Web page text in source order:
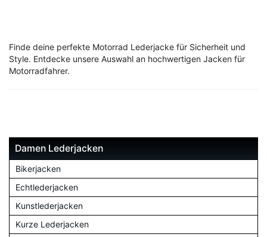
Finde deine perfekte Motorrad Lederjacke für Sicherheit und
Style. Entdecke unsere Auswahl an hochwertigen Jacken für
Motorradfahrer.
Damen Lederjacken
Bikerjacken
Echtlederjacken
Kunstlederjacken
Kurze Lederjacken